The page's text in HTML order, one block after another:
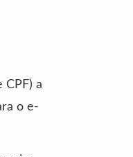
CPF) a
o e-